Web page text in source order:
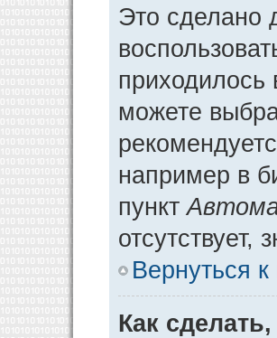
Это сделано
приходилось
можете
например в
пункт
отсутствует,
Вернуться
Как